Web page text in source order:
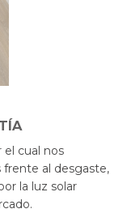
el cual nos
frente al desgaste,
la luz solar